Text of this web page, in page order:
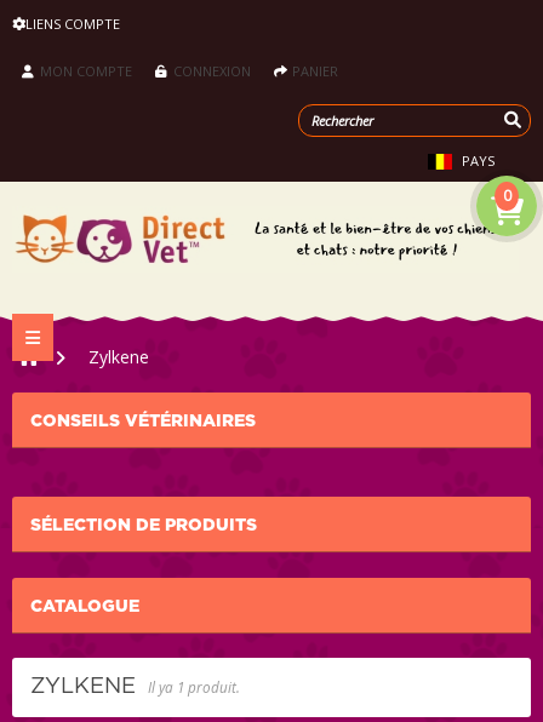
LIENS COMPTE
MON COMPTE CONNEXION PANIER
PAYS
0
Navigation bascule
>
Zylkene
CONSEILS VÉTÉRINAIRES
SÉLECTION DE PRODUITS
CATALOGUE
ZYLKENE Il ya 1 produit.